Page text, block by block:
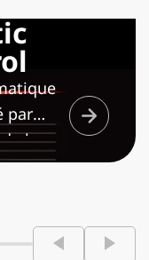
par
la